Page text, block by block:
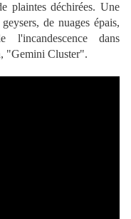
plaintes déchirées. Une
de nuages épais,
l'incandescence dans
"Gemini Cluster".